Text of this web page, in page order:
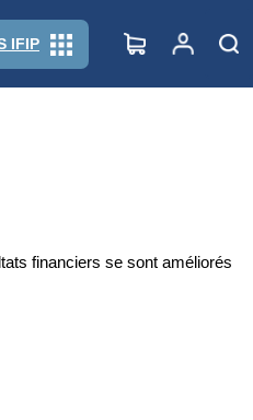
IFIP
financiers se sont améliorés